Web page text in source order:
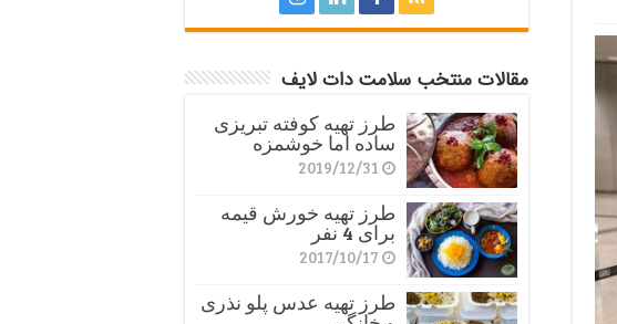
مقالات منتخب سلامت دات لایف
طرز تهیه کوفته تبریزی
ساده اما خوشمزه
2019/12/31
طرز تهیه خورش قیمه
برای 4 نفر
2017/10/17
طرز تهیه عدس پلو نذری